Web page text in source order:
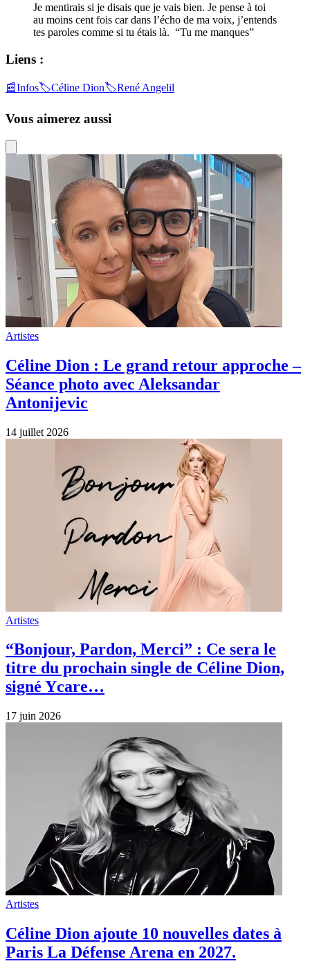
Je mentirais si je disais que je vais bien. Je pense à toi
au moins cent fois car dans l’écho de ma voix, j’entends
tes paroles comme si tu étais là. “Tu me manques”
Liens :
📰Infos🏷️Céline Dion🏷️René Angelil
Vous aimerez aussi
Artistes
Céline Dion : Le grand retour approche –
Séance photo avec Aleksandar
Antonijevic
14 juillet 2026
Artistes
“Bonjour, Pardon, Merci” : Ce sera le
titre du prochain single de Céline Dion,
signé Ycare…
17 juin 2026
Artistes
Céline Dion ajoute 10 nouvelles dates à
Paris La Défense Arena en 2027.